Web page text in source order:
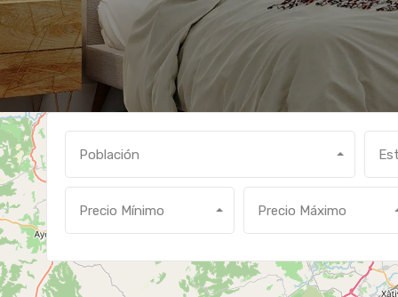
Población
Precio Mínimo Precio Máximo